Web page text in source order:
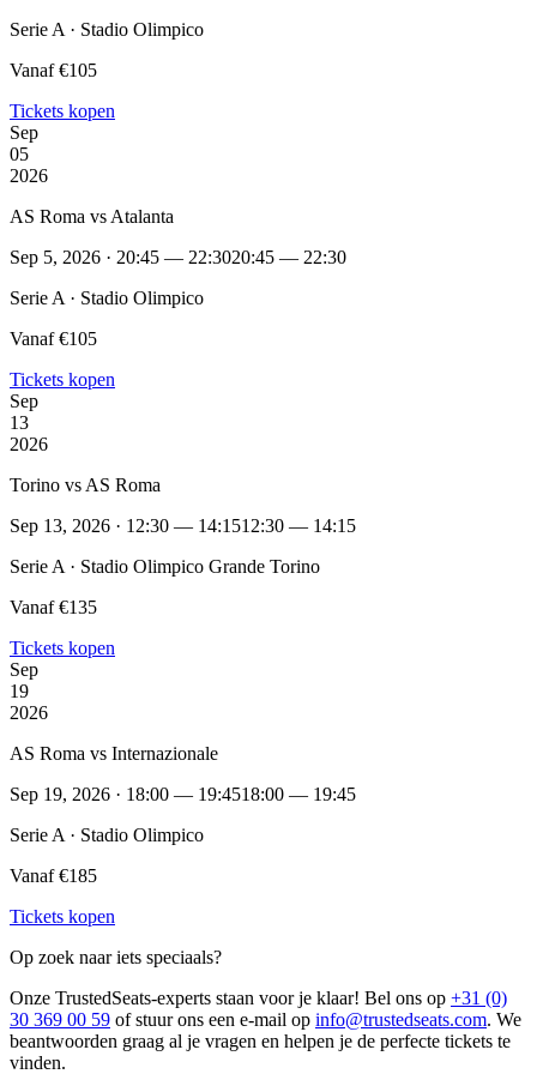
Serie A · Stadio Olimpico
Vanaf €105
Tickets kopen
Sep
05
2026
AS Roma vs Atalanta
Sep 5, 2026 · 20:45 — 22:3020:45 — 22:30
Serie A · Stadio Olimpico
Vanaf €105
Tickets kopen
Sep
13
2026
Torino vs AS Roma
Sep 13, 2026 · 12:30 — 14:1512:30 — 14:15
Serie A · Stadio Olimpico Grande Torino
Vanaf €135
Tickets kopen
Sep
19
2026
AS Roma vs Internazionale
Sep 19, 2026 · 18:00 — 19:4518:00 — 19:45
Serie A · Stadio Olimpico
Vanaf €185
Tickets kopen
Op zoek naar iets speciaals?
Onze TrustedSeats-experts staan voor je klaar! Bel ons op +31 (0)
30 369 00 59 of stuur ons een e-mail op info@trustedseats.com. We
beantwoorden graag al je vragen en helpen je de perfecte tickets te
vinden.